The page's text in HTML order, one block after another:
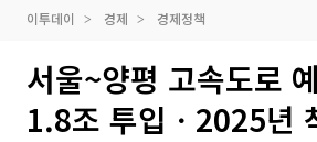
이투데이 경제 경제정책
서울~양평 고속도로
1.8조 투입ㆍ2025년